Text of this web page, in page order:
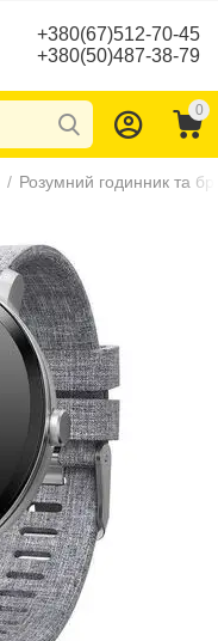
+380(67)512-70-45
+380(50)487-38-79
0
/ Розумний годинник та